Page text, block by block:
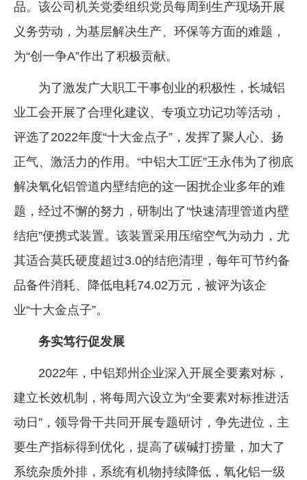
品。该公司机关党委组织党员每周到生产现场开展
义务劳动，为基层解决生产、环保等方面的难题，
为“创一争A”作出了积极贡献。
为了激发广大职工干事创业的积极性，长城铝
业工会开展了合理化建议、专项立功记功等活动，
评选了2022年度“十大金点子”，发挥了聚人心、扬
正气、激活力的作用。“中铝大工匠”王永伟为了彻底
解决氧化铝管道内壁结疤的这一困扰企业多年的难
题，经过不懈的努力，研制出了“快速清理管道内壁
结疤”便携式装置。该装置采用压缩空气为动力，尤
其适合莫氏硬度超过3.0的结疤清理，每年可节约备
品备件消耗、降低电耗74.02万元，被评为该企
业“十大金点子”。
务实笃行促发展
2022年，中铝郑州企业深入开展全要素对标，
建立长效机制，将每周六设立为“全要素对标推进活
动日”，领导骨干共同开展专题研讨，争先进位，主
要生产指标得到优化，提高了碳碱打捞量，加大了
系统杂质外排，系统有机物持续降低，氧化铝一级